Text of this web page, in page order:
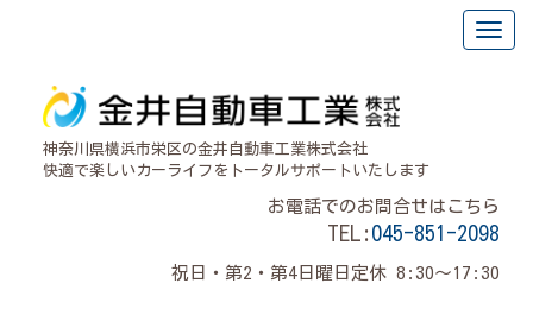
神奈川県横浜市栄区の金井自動車工業株式会社
快適で楽しいカーライフをトータルサポートいたします
お電話でのお問合せはこちら
TEL: 045-851-2098
祝日・第2・第4日曜日定休 8:30～17:30